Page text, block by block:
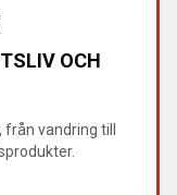
OCH
vandring till